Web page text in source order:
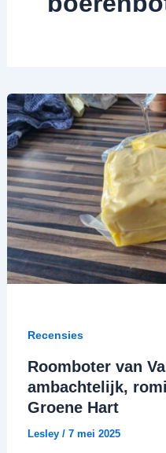
Recensies
Roomboter van
ambachtelijk,
Groene Hart
Lesley / 7 mei 2025